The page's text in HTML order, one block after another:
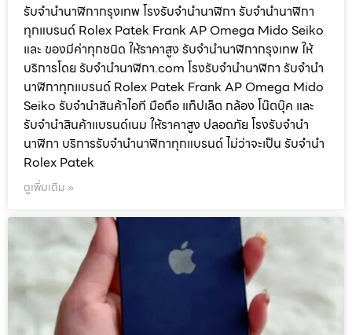
รับจำนำนาฬิกากรุงเทพ โรงรับจำนำนาฬิกา รับจำนำนาฬิกา
ทุกแบรนด์ Rolex Patek Frank AP Omega Mido Seiko
และ ของมีค่าทุกชนิด ให้ราคาสูง รับจำนำนาฬิกากรุงเทพ ให้
บริการโดย รับจํานํานาฬิกา.com โรงรับจำนำนาฬิกา รับจำนำ
นาฬิกาทุกแบรนด์ Rolex Patek Frank AP Omega Mido
Seiko รับจำนำสินค้าไอที มือถือ แท็ปเล็ต กล้อง โน๊ตบุ๊ค และ
รับจำนำสินค้าแบรนด์เนม ให้ราคาสูง ปลอดภัย โรงรับจำนำ
นาฬิกา บริการรับจำนำนาฬิกาทุกแบรนด์ ไม่ว่าจะเป็น รับจำนำ
Rolex Patek
ดูเพิ่มเติม »